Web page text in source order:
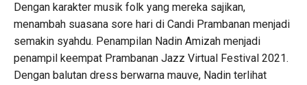
Dengan karakter musik folk yang mereka sajikan,
menambah suasana sore hari di Candi Prambanan menjadi
semakin syahdu. Penampilan Nadin Amizah menjadi
penampil keempat Prambanan Jazz Virtual Festival 2021.
Dengan balutan dress berwarna mauve, Nadin terlihat